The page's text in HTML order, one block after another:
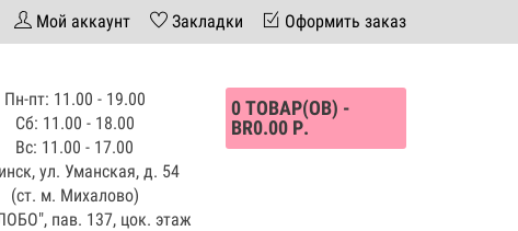
Мой аккаунт Закладки Оформить заказ
Пн-пт: 11.00 - 19.00
Сб: 11.00 - 18.00
Вс: 11.00 - 17.00
ул. Уманская, д. 54
(ст. м. Михалово)
пав. 137, цок. этаж
0 ТОВАР(ОВ) -
BR0.00 Р.